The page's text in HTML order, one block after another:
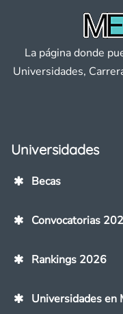
La página donde
Universidades,
Universidades
Becas
Convocatorias
Rankings 2026
Universidades en